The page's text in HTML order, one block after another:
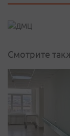
Смотрите